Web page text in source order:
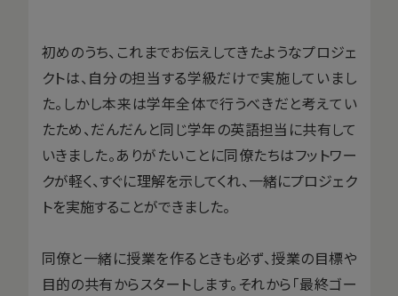
初めのうち、これまでお伝えしてきたようなプロジェ
クトは、自分の担当する学級だけで実施していまし
た。しかし本来は学年全体で行うべきだと考えてい
たため、だんだんと同じ学年の英語担当に共有して
いきました。ありがたいことに同僚たちはフットワー
クが軽く、すぐに理解を示してくれ、一緒にプロジェク
トを実施することができました。
同僚と一緒に授業を作るときも必ず、授業の目標や
目的の共有からスタートします。それから「最終ゴー